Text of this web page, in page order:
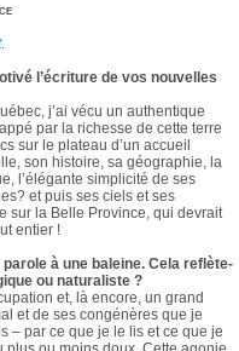
.
l’écriture de vos nouvelles
j’ai vécu un authentique
par la richesse de cette terre
sur le plateau d’un accueil
son histoire, sa géographie, la
l’élégante simplicité de ses
et puis ses ciels et ses
sur la Belle Province, qui devrait
entier !
à une baleine. Cela reflète-
ou naturaliste ?
et, là encore, un grand
et de ses congénères que je
– par ce que je le lis et ce que je